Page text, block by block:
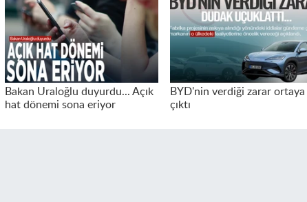
Bakan Uraloğlu duyurdu... Açık
hat dönemi sona eriyor
BYD'nin verdiği zarar ortaya
çıktı